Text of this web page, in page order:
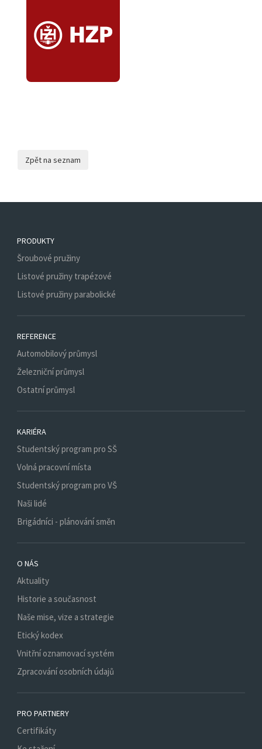
PRODUKTY
Šroubové pružiny
Listové pružiny trapézové
Listové pružiny parabolické
REFERENCE
Automobilový průmysl
Železniční průmysl
Ostatní průmysl
KARIÉRA
Studentský program pro SŠ
Volná pracovní místa
Studentský program pro VŠ
Naši lidé
Brigádníci - plánování směn
O NÁS
Aktuality
Historie a současnost
Naše mise, vize a strategie
Etický kodex
Vnitřní oznamovací systém
Zpracování osobních údajů
PRO PARTNERY
Certifikáty